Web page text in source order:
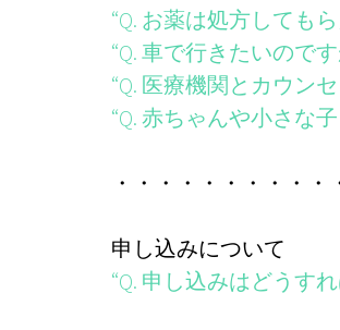
“Q. お薬は処方しても
“Q. 車で行きたいので
“Q. 医療機関とカウン
“Q. 赤ちゃんや小さな
・・・・・・・・・
申し込みについて
“Q. 申し込みはどうす